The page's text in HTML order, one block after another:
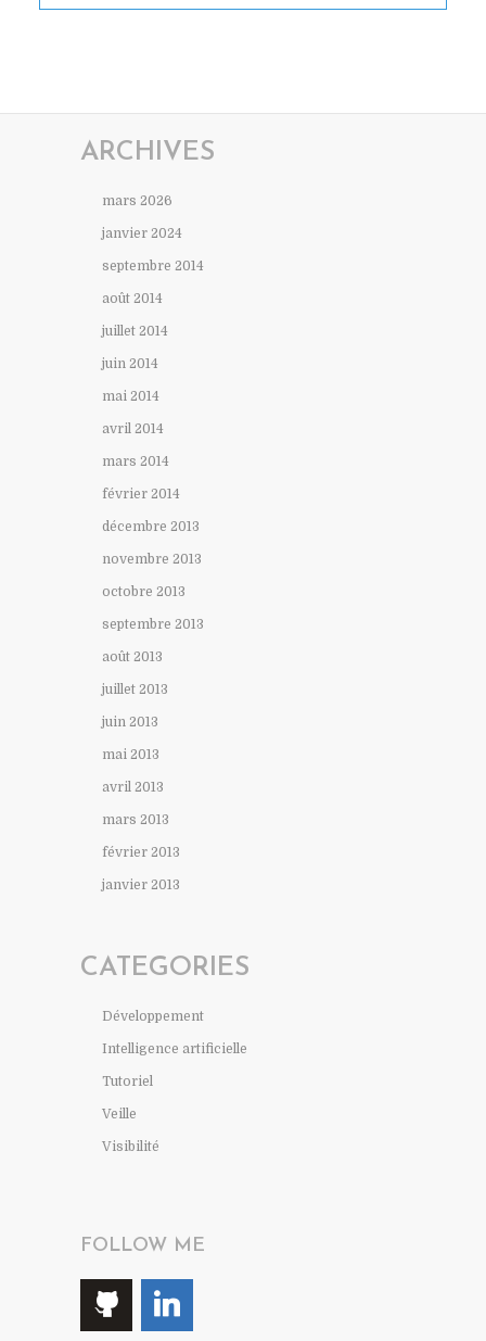
ARCHIVES
mars 2026
janvier 2024
septembre 2014
août 2014
juillet 2014
juin 2014
mai 2014
avril 2014
mars 2014
février 2014
décembre 2013
novembre 2013
octobre 2013
septembre 2013
août 2013
juillet 2013
juin 2013
mai 2013
avril 2013
mars 2013
février 2013
janvier 2013
CATEGORIES
Développement
Intelligence artificielle
Tutoriel
Veille
Visibilité
FOLLOW ME